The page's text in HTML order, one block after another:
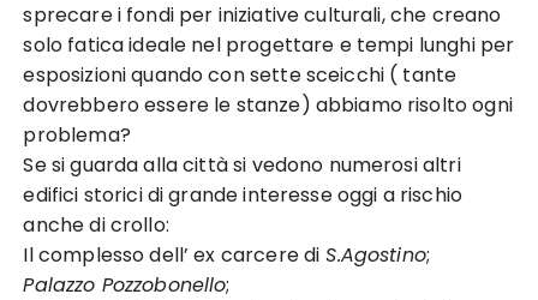
sprecare i fondi per iniziative culturali, che creano
solo fatica ideale nel progettare e tempi lunghi per
esposizioni quando con sette sceicchi ( tante
dovrebbero essere le stanze) abbiamo risolto ogni
problema?
Se si guarda alla città si vedono numerosi altri
edifici storici di grande interesse oggi a rischio
anche di crollo:
Il complesso dell’ ex carcere di S.Agostino;
Palazzo Pozzobonello;